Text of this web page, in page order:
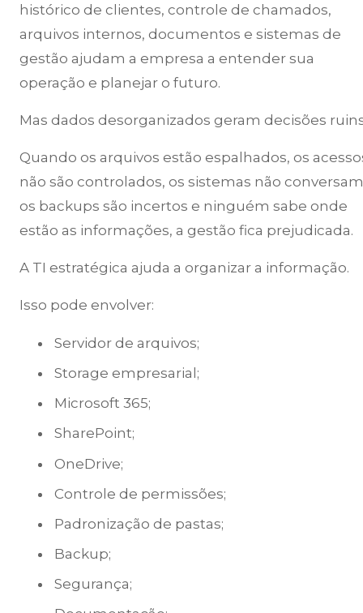
histórico de clientes, controle de chamados,
arquivos internos, documentos e sistemas de
gestão ajudam a empresa a entender sua
operação e planejar o futuro.
Mas dados desorganizados geram decisões
Quando os arquivos estão espalhados, os
não são controlados, os sistemas não
os backups são incertos e ninguém sabe onde
estão as informações, a gestão fica prejudicada.
A TI estratégica ajuda a organizar a informação.
Isso pode envolver:
Servidor de arquivos;
Storage empresarial;
Microsoft 365;
SharePoint;
OneDrive;
Controle de permissões;
Padronização de pastas;
Backup;
Segurança;